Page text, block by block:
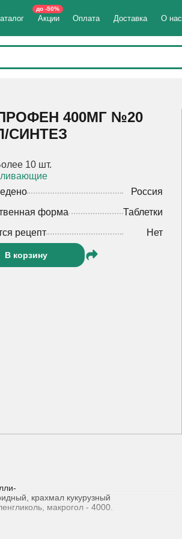
Акции
до -50%
Оплата Доставка О нас
400МГ №20
СИНТЕЗ
10 шт.
Россия
форма
Таблетки
рецепт
Нет
В корзину
крахмал кукурузный
макрогол - 4000.